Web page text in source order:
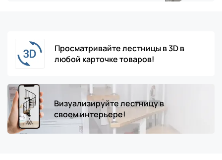
Просматривайте лестницы в 3D в
любой карточке товаров!
Визуализируйте лестницу в
своем интерьере!